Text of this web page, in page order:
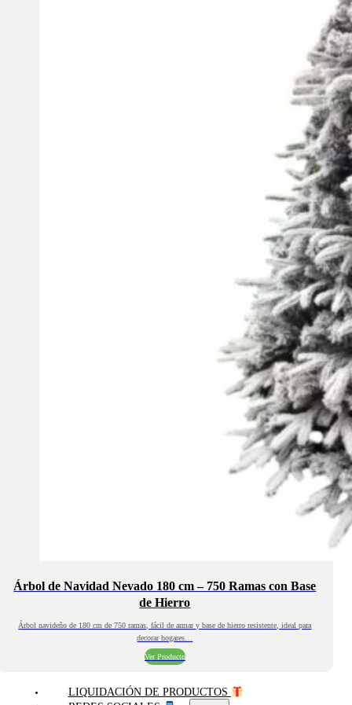
Árbol de Navidad Nevado 180 cm – 750 Ramas con Base
de Hierro
Árbol navideño de 180 cm de 750 ramas, fácil de armar y base de hierro resistente, ideal para
decorar hogares…
Ver Producto
LIQUIDACIÓN DE PRODUCTOS